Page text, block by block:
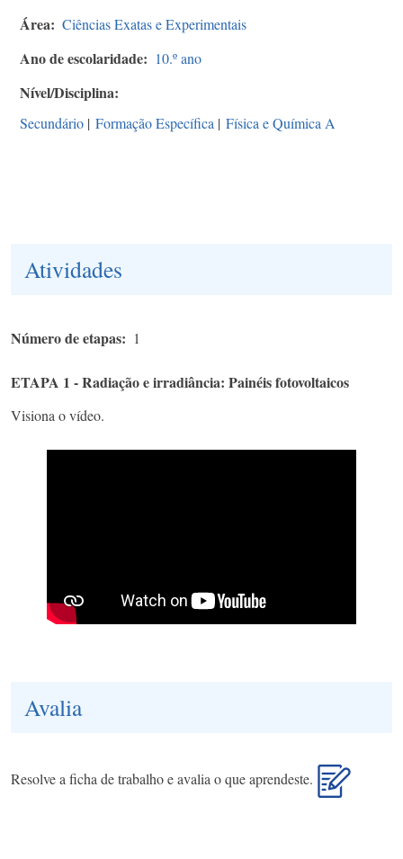
Área Ciências Exatas e Experimentais
Ano de escolaridade 10.º ano
Nível/Disciplina
Secundário | Formação Específica | Física e Química A
Atividades
Número de etapas 1
ETAPA 1 - Radiação e irradiância: Painéis fotovoltaicos
Visiona o vídeo.
Avalia
Resolve a ficha de trabalho e avalia o que aprendeste.